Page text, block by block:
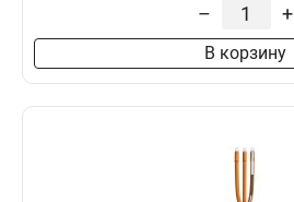
– +
В корзину